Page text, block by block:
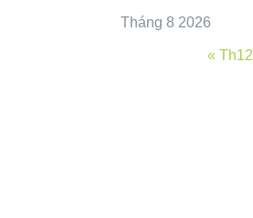
Tháng 8 2026
« Th12